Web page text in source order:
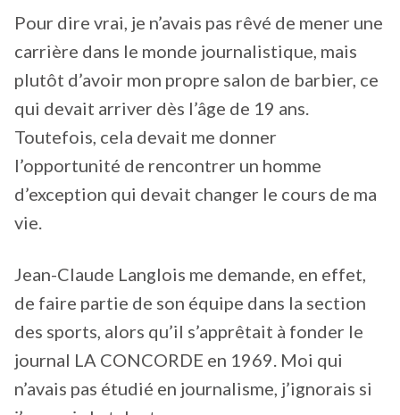
Pour dire vrai, je n’avais pas rêvé de mener une
carrière dans le monde journalistique, mais
plutôt d’avoir mon propre salon de barbier, ce
qui devait arriver dès l’âge de 19 ans.
Toutefois, cela devait me donner
l’opportunité de rencontrer un homme
d’exception qui devait changer le cours de ma
vie.
Jean-Claude Langlois me demande, en effet,
de faire partie de son équipe dans la section
des sports, alors qu’il s’apprêtait à fonder le
journal LA CONCORDE en 1969. Moi qui
n’avais pas étudié en journalisme, j’ignorais si